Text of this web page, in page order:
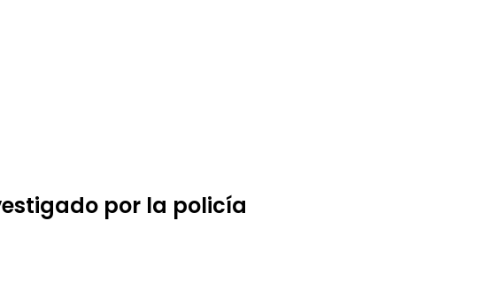
por la policía